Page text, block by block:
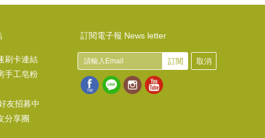
刷卡連結
手工皂粉
友招募中
分享團
訂閱電子報 News letter
訂閱 取消